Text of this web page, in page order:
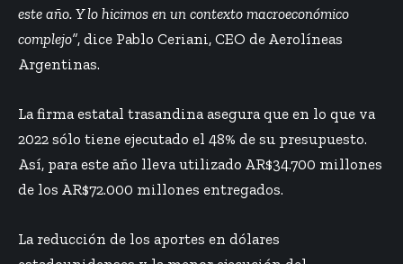
este año. Y lo hicimos en un contexto macroeconómico
complejo”, dice Pablo Ceriani, CEO de Aerolíneas
Argentinas.
La firma estatal trasandina asegura que en lo que va
2022 sólo tiene ejecutado el 48% de su presupuesto.
Así, para este año lleva utilizado AR$34.700 millones
de los AR$72.000 millones entregados.
La reducción de los aportes en dólares